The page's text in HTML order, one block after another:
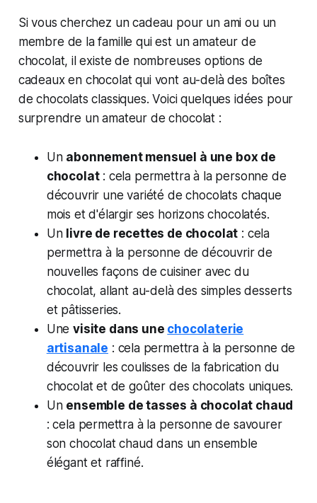
Si vous cherchez un cadeau pour un ami ou un
membre de la famille qui est un amateur de
chocolat, il existe de nombreuses options de
cadeaux en chocolat qui vont au-delà des boîtes
de chocolats classiques. Voici quelques idées pour
surprendre un amateur de chocolat :
Un abonnement mensuel à une box de
chocolat: cela permettra à la personne de
découvrir une variété de chocolats chaque
mois et d'élargir ses horizons chocolatés.
Un livre de recettes de chocolat : cela
permettra à la personne de découvrir de
nouvelles façons de cuisiner avec du
chocolat, allant au-delà des simples desserts
et pâtisseries.
Unevisite dans une chocolaterie
artisanale : cela permettra à la personne de
découvrir les coulisses de la fabrication du
chocolat et de goûter des chocolats uniques.
Un ensemble de tasses à chocolat chaud
: cela permettra à la personne de savourer
son chocolat chaud dans un ensemble
élégant et raffiné.